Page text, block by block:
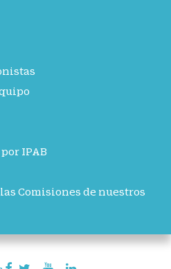
IPAB
Comisiones de nuestros